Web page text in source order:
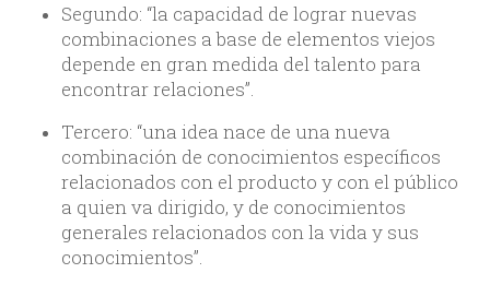
Segundo: “la capacidad de lograr nuevas
combinaciones a base de elementos viejos
depende en gran medida del talento para
encontrar relaciones”.
Tercero: “una idea nace de una nueva
combinación de conocimientos específicos
relacionados con el producto y con el público
a quien va dirigido, y de conocimientos
generales relacionados con la vida y sus
conocimientos”.